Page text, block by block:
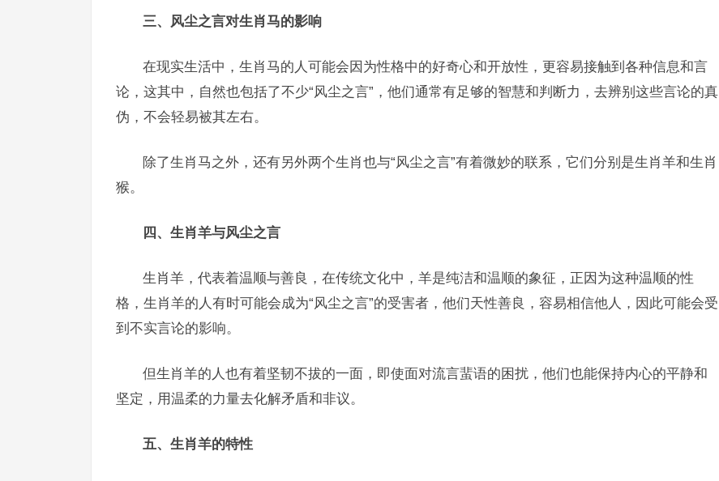
三、风尘之言对生肖马的影响
在现实生活中，生肖马的人可能会因为性格中的好奇心和开放性，更容易接触到各种信息和言
论，这其中，自然也包括了不少“风尘之言”，他们通常有足够的智慧和判断力，去辨别这些言论的真
伪，不会轻易被其左右。
除了生肖马之外，还有另外两个生肖也与“风尘之言”有着微妙的联系，它们分别是生肖羊和生肖
猴。
四、生肖羊与风尘之言
生肖羊，代表着温顺与善良，在传统文化中，羊是纯洁和温顺的象征，正因为这种温顺的性
格，生肖羊的人有时可能会成为“风尘之言”的受害者，他们天性善良，容易相信他人，因此可能会受
到不实言论的影响。
但生肖羊的人也有着坚韧不拔的一面，即使面对流言蜚语的困扰，他们也能保持内心的平静和
坚定，用温柔的力量去化解矛盾和非议。
五、生肖羊的特性